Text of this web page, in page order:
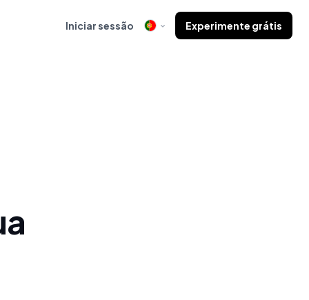
Iniciar sessão Experimente grátis